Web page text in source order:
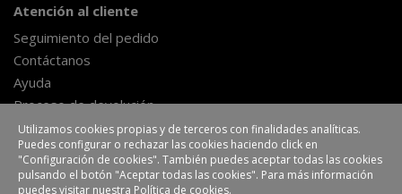
Atención al cliente
Seguimiento del pedido
Contáctanos
Ayuda
Proceso de devolución
Formulario de desestimiento
EHLIS, S.A. Polígono Industrial La Veredilla III
Utilizamos cookies propias y de terceros con finalidades analíticas.
Puedes configurar o rechazar las cookies haciendo click en
"Configuración de cookies". También puedes aceptar todas las cookies
pulsando el botón "Aceptar todas las cookies". Para más información
puedes visitar nuestra Política de cookies.